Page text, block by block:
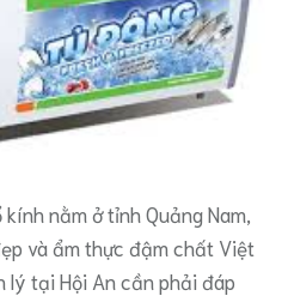
nằm ở tỉnh Quảng Nam,
và ẩm thực đậm chất Việt
lý tại Hội An cần phải đáp